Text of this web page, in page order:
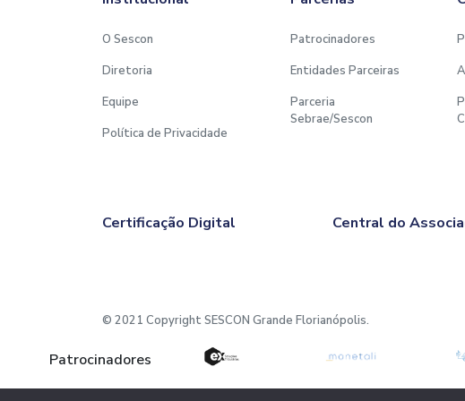
O Sescon
Diretoria
Equipe
Política de Privacidade
Patrocinadores
Entidades Parceiras
Parceria
Sebrae/Sescon
Certificação Digital Central do
© 2021 Copyright SESCON Grande Florianópolis.
AV. RIO BRANCO, 533 - CENTRO - FLORIANÓPOLIS - SC |
+55 (48) 3222-1409
Patrocinadores